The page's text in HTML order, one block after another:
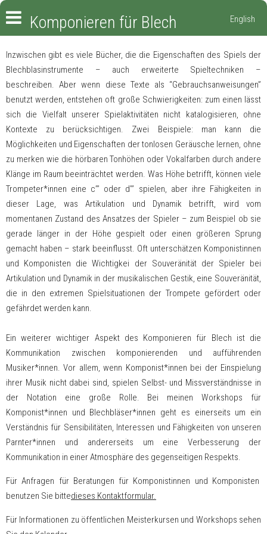
English
Komponieren für Blech
Inzwischen gibt es viele Bücher, die die Eigenschaften des Spiels der
Blechblasinstrumente – auch erweiterte Spieltechniken –
beschreiben. Aber wenn diese Texte als “Gebrauchsanweisungen”
benutzt werden, entstehen oft große Schwierigkeiten: zum einen lässt
sich die Vielfalt unserer Spielaktivitäten nicht katalogisieren, ohne
Kontexte zu berücksichtigen. Zwei Beispiele: man kann die
Möglichkeiten und Eigenschaften der tonlosen Geräusche lernen, ohne
zu merken wie die hörbaren Tonhöhen oder Vokalfarben durch andere
Klänge im Raum beeinträchtet werden. Was Höhe betrifft, können viele
Trompeter*innen eine c’’’ oder d’’’ spielen, aber ihre Fähigkeiten in
dieser Lage, was Artikulation und Dynamik betrifft, wird vom
momentanen Zustand des Ansatzes der Spieler – zum Beispiel ob sie
gerade länger in der Höhe gespielt oder einen größeren Sprung
gemacht haben – stark beeinflusst. Oft unterschätzen Komponistinnen
und Komponisten die Wichtigkei der Souveränität der Spieler bei
Artikulation und Dynamik in der musikalischen Gestik, eine Souveränität,
die in den extremen Spielsituationen der Trompete gefördert oder
gefährdet werden kann.
Ein weiterer wichtiger Aspekt des Komponieren für Blech ist die
Kommunikation zwischen komponierenden und aufführenden
Musiker*innen. Vor allem, wenn Komponist*innen bei der Einspielung
ihrer Musik nicht dabei sind, spielen Selbst- und Missverständnisse in
der Notation eine große Rolle. Bei meinen Workshops für
Komponist*innen und Blechbläser*innen geht es einerseits um ein
Verständnis für Sensibilitäten, Interessen und Fähigkeiten von unseren
Parnter*innen und andererseits um eine Verbesserung der
Kommunikation in einer Atmosphäre des gegenseitigen Respekts.
Für Anfragen für Beratungen für Komponistinnen und Komponisten
benutzen Sie bittedieses Kontaktformular.
Für Informationen zu öffentlichen Meisterkursen und Workshops sehen